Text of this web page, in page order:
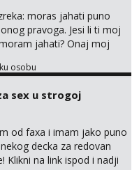
moras jahati puno
pravoga. Jesi li ti moj
jahati? Onaj moj
mi se tamo....
osobu
sex u strogoj
od faxa i imam jako puno
decka za redovan
Klikni na link ispod i nadji